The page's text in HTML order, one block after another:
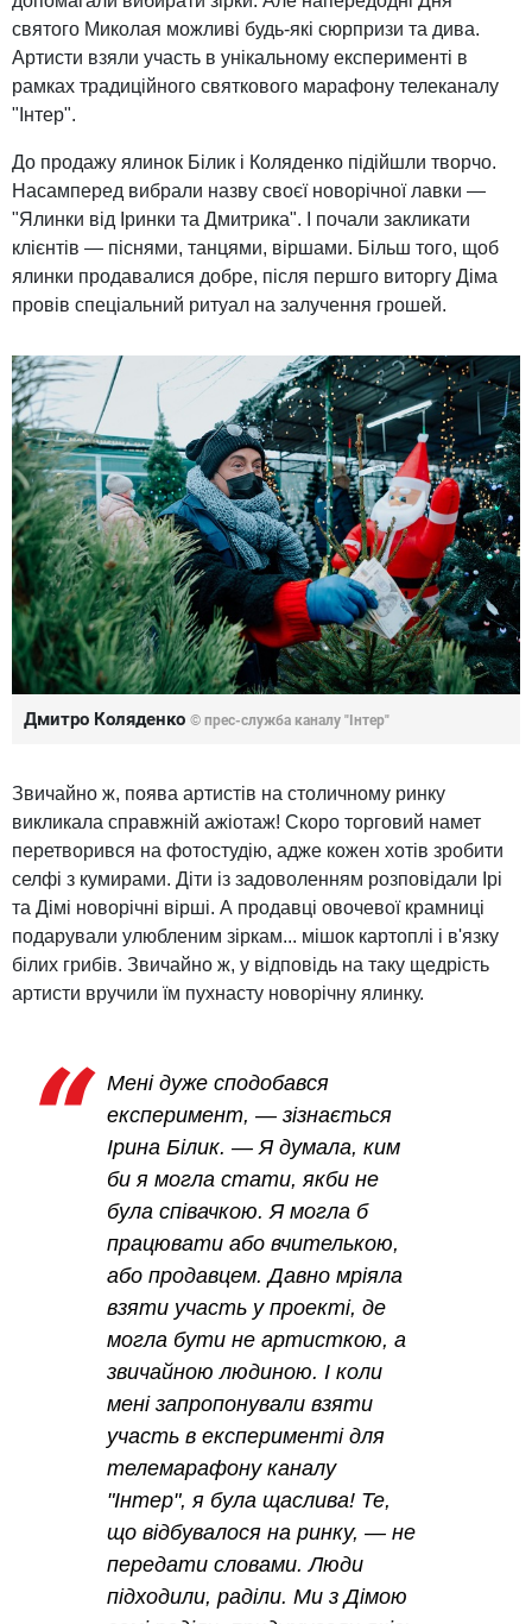
святого Миколая можливі будь-які сюрпризи та дива.
Артисти взяли участь в унікальному експерименті в
рамках традиційного святкового марафону телеканалу
"Інтер".
До продажу ялинок Білик і Коляденко підійшли творчо.
Насамперед вибрали назву своєї новорічної лавки —
"Ялинки від Іринки та Дмитрика". І почали закликати
клієнтів — піснями, танцями, віршами. Більш того, щоб
ялинки продавалися добре, після першго виторгу Діма
провів спеціальний ритуал на залучення грошей.
Дмитро Коляденко © прес-служба каналу "Інтер"
Звичайно ж, поява артистів на столичному ринку
викликала справжній ажіотаж! Скоро торговий намет
перетворився на фотостудію, адже кожен хотів зробити
селфі з кумирами. Діти із задоволенням розповідали Ірі
та Дімі новорічні вірші. А продавці овочевої крамниці
подарували улюбленим зіркам... мішок картоплі і в'язку
білих грибів. Звичайно ж, у відповідь на таку щедрість
артисти вручили їм пухнасту новорічну ялинку.
Мені дуже сподобався
експеримент, — зізнається
Ірина Білик. — Я думала, ким
би я могла стати, якби не
була співачкою. Я могла б
працювати або вчителькою,
або продавцем. Давно мріяла
взяти участь у проекті, де
могла бути не артисткою, а
звичайною людиною. І коли
мені запропонували взяти
участь в експерименті для
телемарафону каналу
"Інтер", я була щаслива! Те,
що відбувалося на ринку, — не
передати словами. Люди
підходили, раділи. Ми з Дімою